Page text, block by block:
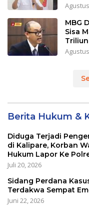
MBG
Sisa
Triliun
Berita Hukum &
Diduga Terjadi
di Kalipare, Korban
Hukum Lapor Ke
Juli 20, 2026
Sidang Perdana
Terdakwa Sempat
Juni 22, 2026